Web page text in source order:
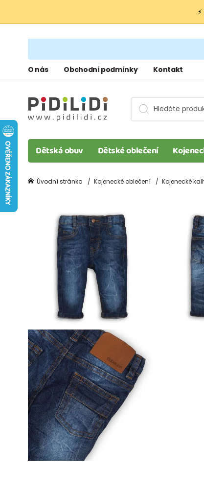
O nás Obchodní podmínky Kontakt
Dětská obuv Dětské oblečení
Úvodní stránka Kojenecké oblečení Kojenecké